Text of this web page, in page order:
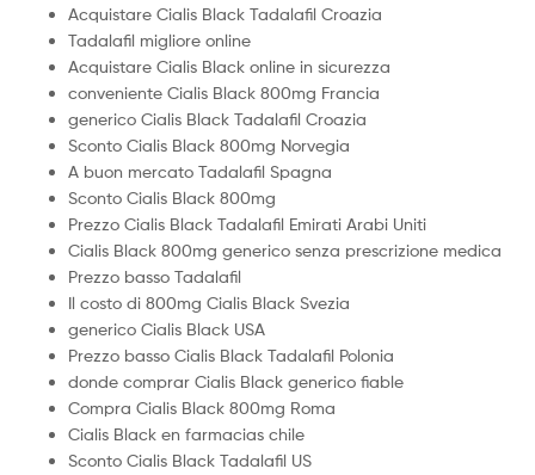
Acquistare Cialis Black Tadalafil Croazia
Tadalafil migliore online
Acquistare Cialis Black online in sicurezza
conveniente Cialis Black 800mg Francia
generico Cialis Black Tadalafil Croazia
Sconto Cialis Black 800mg Norvegia
A buon mercato Tadalafil Spagna
Sconto Cialis Black 800mg
Prezzo Cialis Black Tadalafil Emirati Arabi Uniti
Cialis Black 800mg generico senza prescrizione medica
Prezzo basso Tadalafil
Il costo di 800mg Cialis Black Svezia
generico Cialis Black USA
Prezzo basso Cialis Black Tadalafil Polonia
donde comprar Cialis Black generico fiable
Compra Cialis Black 800mg Roma
Cialis Black en farmacias chile
Sconto Cialis Black Tadalafil US